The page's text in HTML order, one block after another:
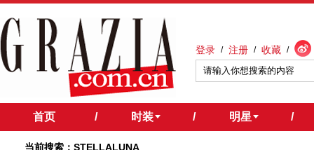
登录 / 注册 / 收藏 /
首页 / 时装 / 明星 /
当前搜索：STELLALUNA